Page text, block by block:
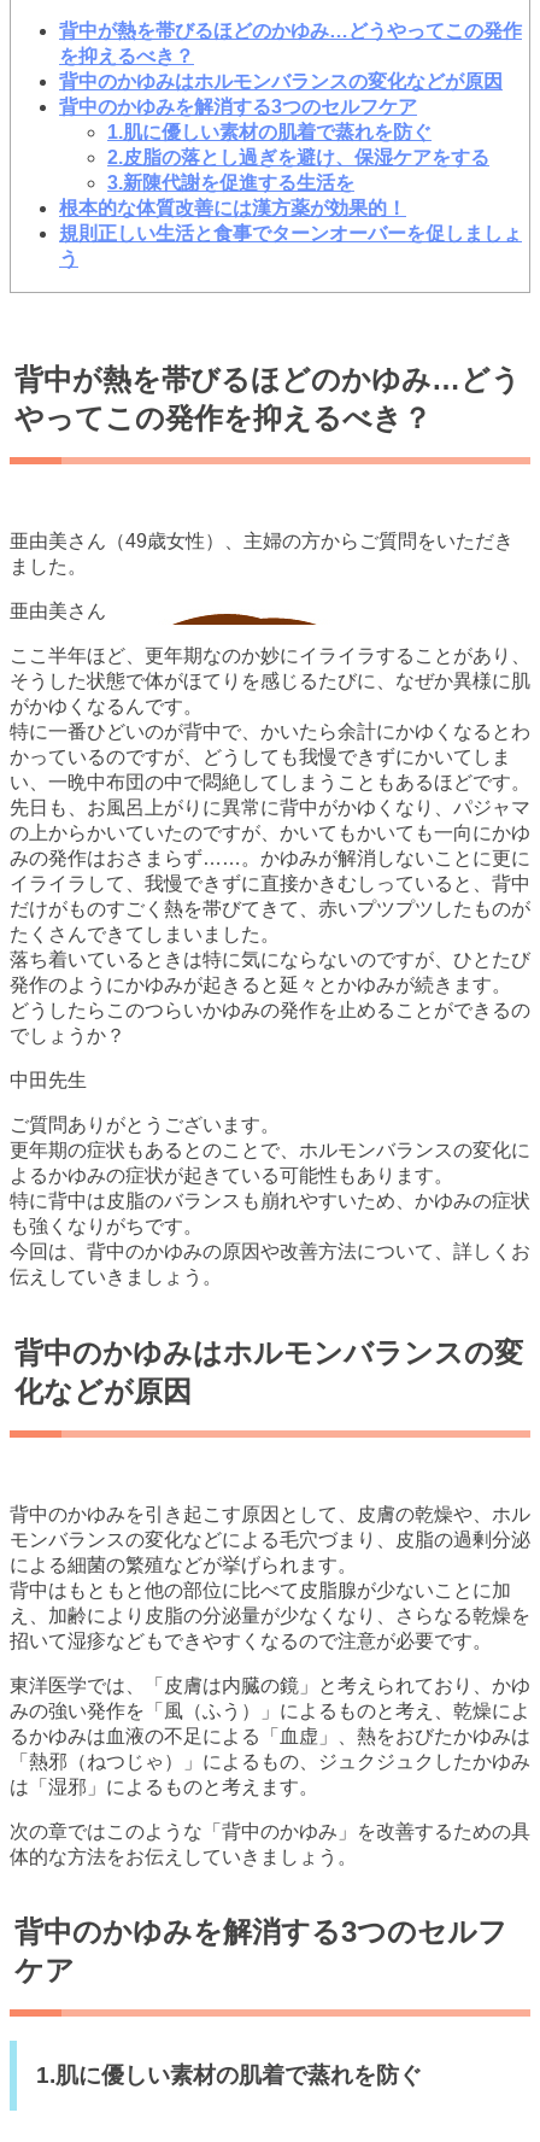
背中が熱を帯びるほどのかゆみ…どうやってこの発作
を抑えるべき？
背中のかゆみはホルモンバランスの変化などが原因
背中のかゆみを解消する3つのセルフケア
1.肌に優しい素材の肌着で蒸れを防ぐ
2.皮脂の落とし過ぎを避け、保湿ケアをする
3.新陳代謝を促進する生活を
根本的な体質改善には漢方薬が効果的！
規則正しい生活と食事でターンオーバーを促しましょ
う
背中が熱を帯びるほどのかゆみ…どう
やってこの発作を抑えるべき？
亜由美さん（49歳女性）、主婦の方からご質問をいただき
ました。
ここ半年ほど、更年期なのか妙にイライラすることがあり、
そうした状態で体がほてりを感じるたびに、なぜか異様に肌
がかゆくなるんです。
特に一番ひどいのが背中で、かいたら余計にかゆくなるとわ
かっているのですが、どうしても我慢できずにかいてしま
い、一晩中布団の中で悶絶してしまうこともあるほどです。
先日も、お風呂上がりに異常に背中がかゆくなり、パジャマ
の上からかいていたのですが、かいてもかいても一向にかゆ
みの発作はおさまらず……。かゆみが解消しないことに更に
イライラして、我慢できずに直接かきむしっていると、背中
だけがものすごく熱を帯びてきて、赤いプツプツしたものが
たくさんできてしまいました。
落ち着いているときは特に気にならないのですが、ひとたび
発作のようにかゆみが起きると延々とかゆみが続きます。
どうしたらこのつらいかゆみの発作を止めることができるの
でしょうか？
ご質問ありがとうございます。
更年期の症状もあるとのことで、ホルモンバランスの変化に
よるかゆみの症状が起きている可能性もあります。
特に背中は皮脂のバランスも崩れやすいため、かゆみの症状
も強くなりがちです。
今回は、背中のかゆみの原因や改善方法について、詳しくお
伝えしていきましょう。
背中のかゆみはホルモンバランスの変
化などが原因
背中のかゆみを引き起こす原因として、皮膚の乾燥や、ホル
モンバランスの変化などによる毛穴づまり、皮脂の過剰分泌
による細菌の繁殖などが挙げられます。
背中はもともと他の部位に比べて皮脂腺が少ないことに加
え、加齢により皮脂の分泌量が少なくなり、さらなる乾燥を
招いて湿疹などもできやすくなるので注意が必要です。
東洋医学では、「皮膚は内臓の鏡」と考えられており、かゆ
みの強い発作を「風（ふう）」によるものと考え、乾燥によ
るかゆみは血液の不足による「血虚」、熱をおびたかゆみは
「熱邪（ねつじゃ）」によるもの、ジュクジュクしたかゆみ
は「湿邪」によるものと考えます。
次の章ではこのような「背中のかゆみ」を改善するための具
体的な方法をお伝えしていきましょう。
背中のかゆみを解消する3つのセルフ
ケア
1.肌に優しい素材の肌着で蒸れを防ぐ